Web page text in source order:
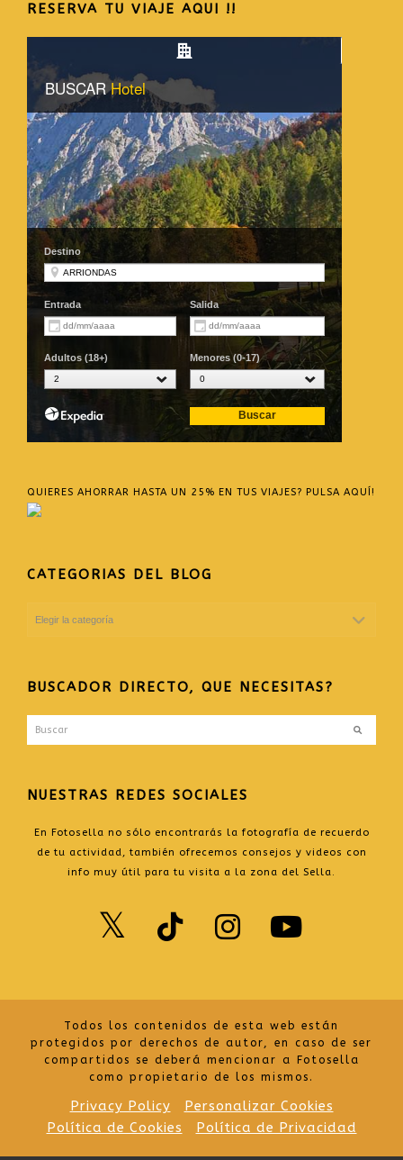
RESERVA TU VIAJE AQUI !!
QUIERES AHORRAR HASTA UN 25% EN TUS VIAJES? PULSA AQUÍ!
CATEGORIAS DEL BLOG
BUSCADOR DIRECTO, QUE NECESITAS?
Buscar
NUESTRAS REDES SOCIALES
En Fotosella no sólo encontrarás la fotografía de recuerdo
de tu actividad, también ofrecemos consejos y videos con
info muy útil para tu visita a la zona del Sella.
Twitter
TikTok
Todos los contenidos de esta web están
protegidos por derechos de autor, en caso de ser
compartidos se deberá mencionar a Fotosella
como propietario de los mismos.
Privacy Policy
Personalizar Cookies
Política de Cookies
Política de Privacidad